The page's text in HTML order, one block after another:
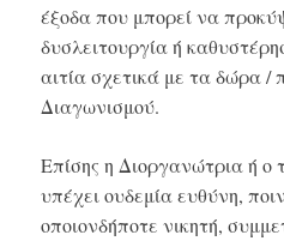
έξοδα που μπορεί να
δυσλειτουργία ή
αιτία σχετικά με τα δώρα /
Διαγωνισμού.
Επίσης η Διοργανώτρια ή ο
υπέχει ουδεμία ευθύνη,
οποιονδήποτε νικητή,